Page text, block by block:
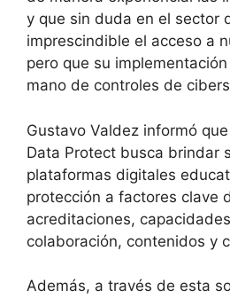
y que sin duda en el sector
imprescindible el acceso a
pero que su
mano de controles de
Gustavo Valdez informó
Data Protect busca brindar
plataformas digitales
protección a factores clave
acreditaciones,
colaboración, contenidos y
Además, a través de esta